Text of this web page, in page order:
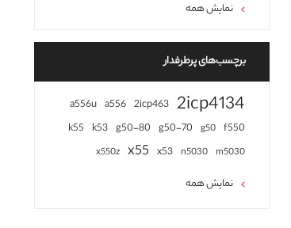
نمایش همه
برچسب‌های پرطرفدار
2icp4134
2icp463
a556
a556u
f550
g50
g50-70
g50-80
k53
k55
m5030
n5030
x53
x55
x550z
نمایش همه